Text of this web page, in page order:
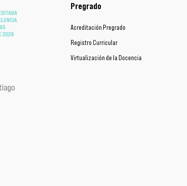
Pregrado
Acreditación Pregrado
Registro Curricular
Virtualización de la Docencia